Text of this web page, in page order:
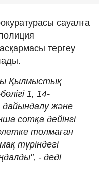
сауалға
тергеу
Қылмыстық
1, 14-
және
сотқа дейінгі
толмаған
түріндегі
- деді